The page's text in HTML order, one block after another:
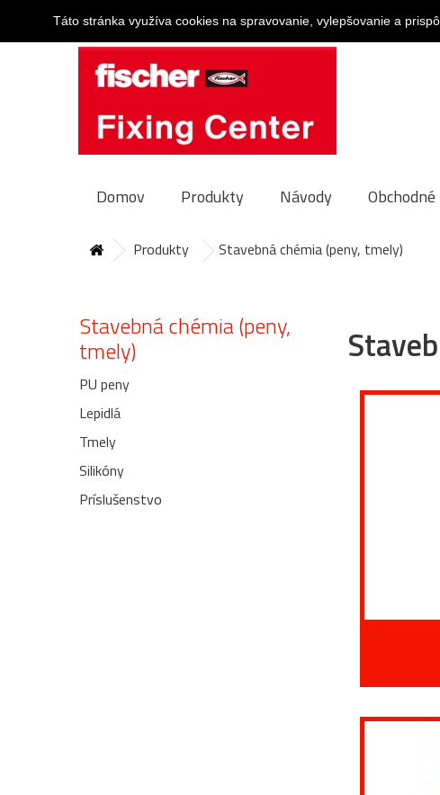
Domov Produkty Návody
Produkty Stavebná chémia (peny, tmely)
Stavebná chémia (peny,
tmely)
PU peny
Lepidlá
Tmely
Silikóny
Príslušenstvo
Táto stránka využíva cookies na spravovanie, vylepšovanie a